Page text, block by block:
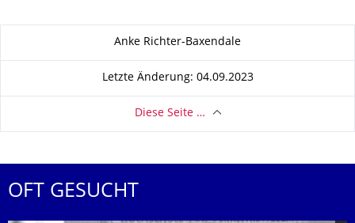
Zu dieser SeiteAnke Richter-Baxendale
Letzte Änderung: 04.09.2023
Diese Seite …
OFT GESUCHT